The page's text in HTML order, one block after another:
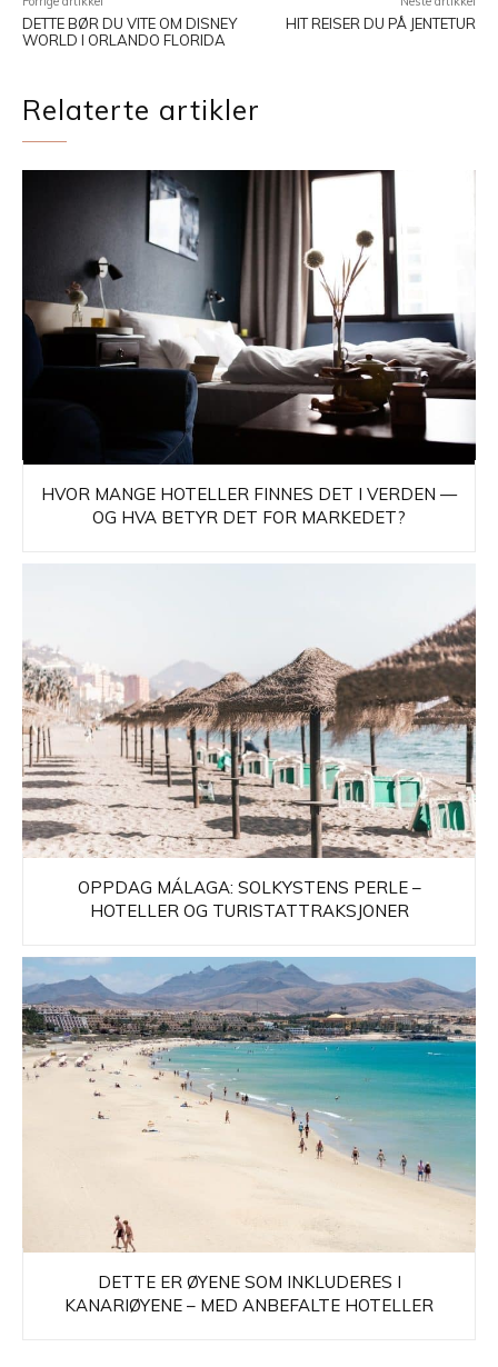
DETTE BØR DU VITE OM DISNEY
WORLD I ORLANDO FLORIDA
HIT REISER DU PÅ JENTETUR
Relaterte artikler
HVOR MANGE HOTELLER FINNES DET I VERDEN —
OG HVA BETYR DET FOR MARKEDET?
OPPDAG MÁLAGA: SOLKYSTENS PERLE –
HOTELLER OG TURISTATTRAKSJONER
DETTE ER ØYENE SOM INKLUDERES I
KANARIØYENE – MED ANBEFALTE HOTELLER